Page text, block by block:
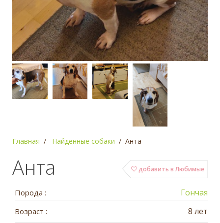
Главная Найденные собаки Анта
добавить в Любимые
Анта
Порода : Гончая
Возраст : 8 лет